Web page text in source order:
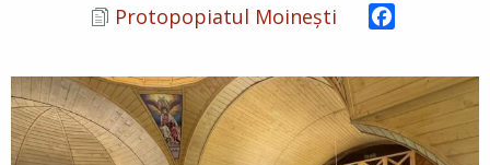
Protopopiatul Moinești